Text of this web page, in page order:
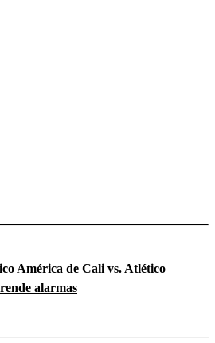
América de Cali vs. Atlético
alarmas